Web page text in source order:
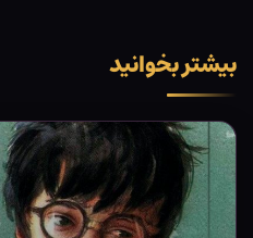
بیشتر بخوانید